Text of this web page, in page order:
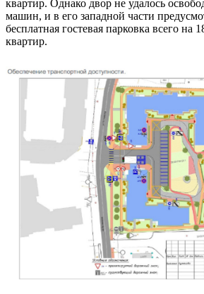
квартир. Однако двор не удалось
машин, и в его западной части
бесплатная гостевая парковка всего на
квартир.